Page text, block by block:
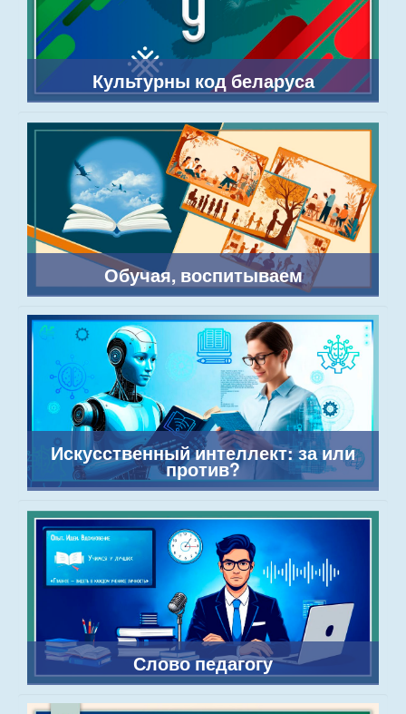
Культурны код беларуса
Обучая, воспитываем
Искусственный интеллект: за или
против?
Слово педагогу